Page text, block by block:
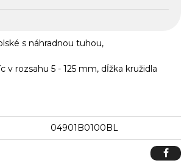
s náhradnou tuhou,
v rozsahu 5 - 125 mm, dĺžka kružidla
04901B0100BL